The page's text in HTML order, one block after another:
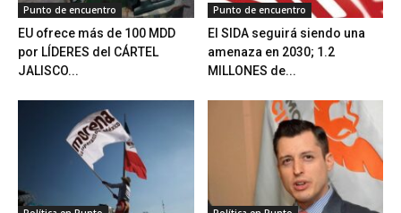
Punto de encuentro
EU ofrece más de 100 MDD
por LÍDERES del CÁRTEL
JALISCO...
Punto de encuentro
El SIDA seguirá siendo una
amenaza en 2030; 1.2
MILLONES de...